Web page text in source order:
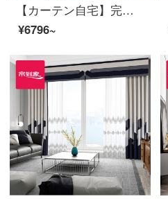
【カーテン自宅】完成品のカーテン現代高遮光のカーテンのつなぎ合わせが簡単でファッション的で、高精密ジャカードカスタムリビングルームの床の窓LDC 20 SSB-0801 Sフック/カーテンなし（高さ2.6メートル以内で変更可能）Sのカーテンセット/ダブルオープン（適用窓幅2-2.6メートル）
¥6796~